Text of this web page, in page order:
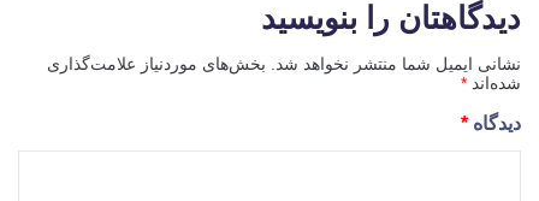
دیدگاهتان را بنویسید
نشانی ایمیل شما منتشر نخواهد شد.
بخش‌های موردنیاز علامت‌گذاری
شده‌اند*
دیدگاه*